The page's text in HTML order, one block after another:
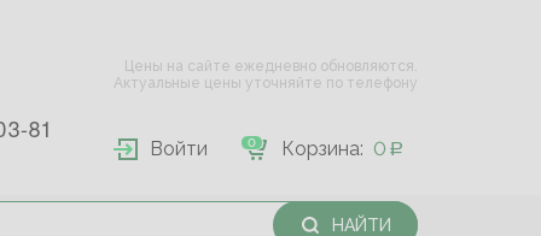
Цены на сайте ежедневно обновляются.
Актуальные цены уточняйте по телефону
81
Войти Корзина: 0
0
НАЙТИ